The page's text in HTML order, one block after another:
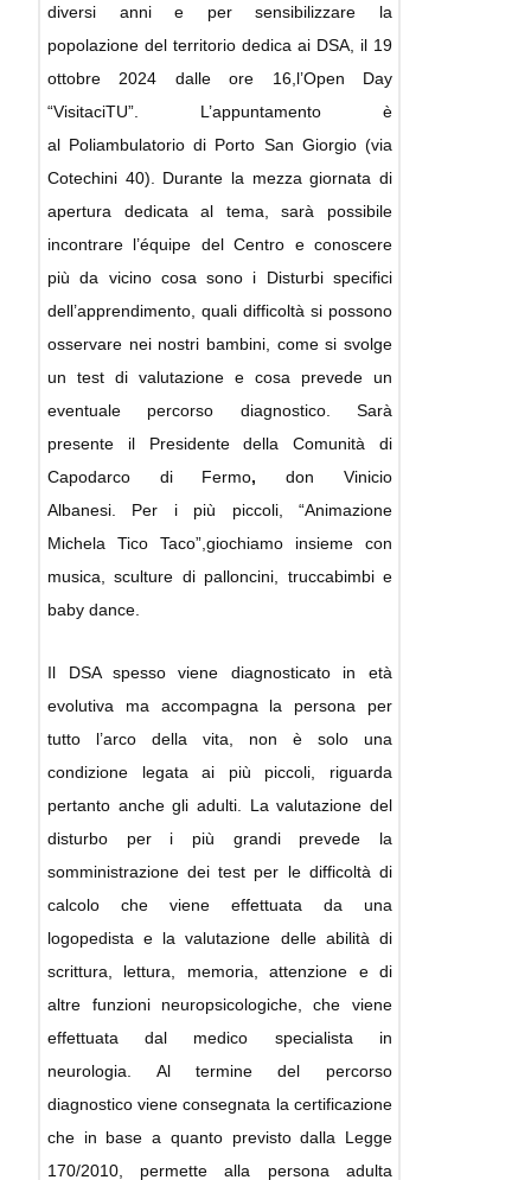
diversi anni e per sensibilizzare la
popolazione del territorio dedica ai DSA, il 19
ottobre 2024 dalle ore 16,l’Open Day
“VisitaciTU”. L’appuntamento è
al Poliambulatorio di Porto San Giorgio (via
Cotechini 40). Durante la mezza giornata di
apertura dedicata al tema, sarà possibile
incontrare l’équipe del Centro e conoscere
più da vicino cosa sono i Disturbi specifici
dell’apprendimento, quali difficoltà si possono
osservare nei nostri bambini, come si svolge
un test di valutazione e cosa prevede un
eventuale percorso diagnostico. Sarà
presente il Presidente della Comunità di
Capodarco di Fermo,don Vinicio
Albanesi. Per i più piccoli, “Animazione
Michela Tico Taco”,giochiamo insieme con
musica, sculture di palloncini, truccabimbi e
baby dance.
Il DSA spesso viene diagnosticato in età
evolutiva ma accompagna la persona per
tutto l’arco della vita, non è solo una
condizione legata ai più piccoli, riguarda
pertanto anche gli adulti. La valutazione del
disturbo per i più grandi prevede la
somministrazione dei test per le difficoltà di
calcolo che viene effettuata da una
logopedista e la valutazione delle abilità di
scrittura, lettura, memoria, attenzione e di
altre funzioni neuropsicologiche, che viene
effettuata dal medico specialista in
neurologia. Al termine del percorso
diagnostico viene consegnata la certificazione
che in base a quanto previsto dalla Legge
170/2010, permette alla persona adulta